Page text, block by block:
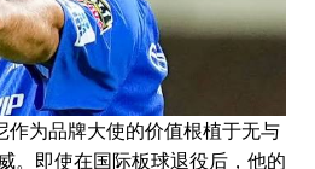
作为品牌大使的价值根植于无与
。即使在国际板球退役后，他的